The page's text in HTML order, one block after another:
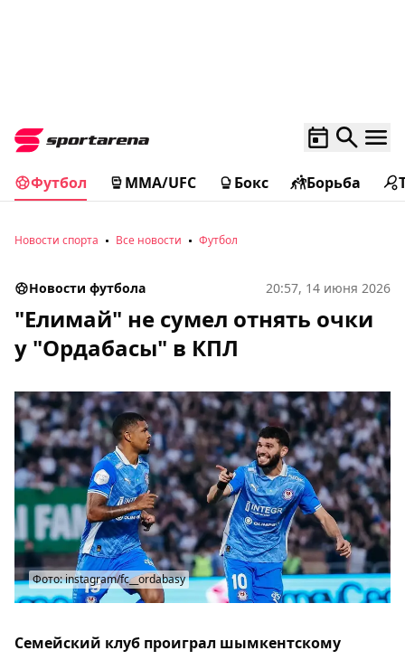
Футбол MMA/UFC Бокс Борьба
Новости спорта Все новости Футбол
Новости футбола 20:57, 14 июня 2026
"Елимай" не сумел отнять очки
у "Ордабасы" в КПЛ
Фото: instagram/fc__ordabasy
Семейский клуб проиграл шымкентскому